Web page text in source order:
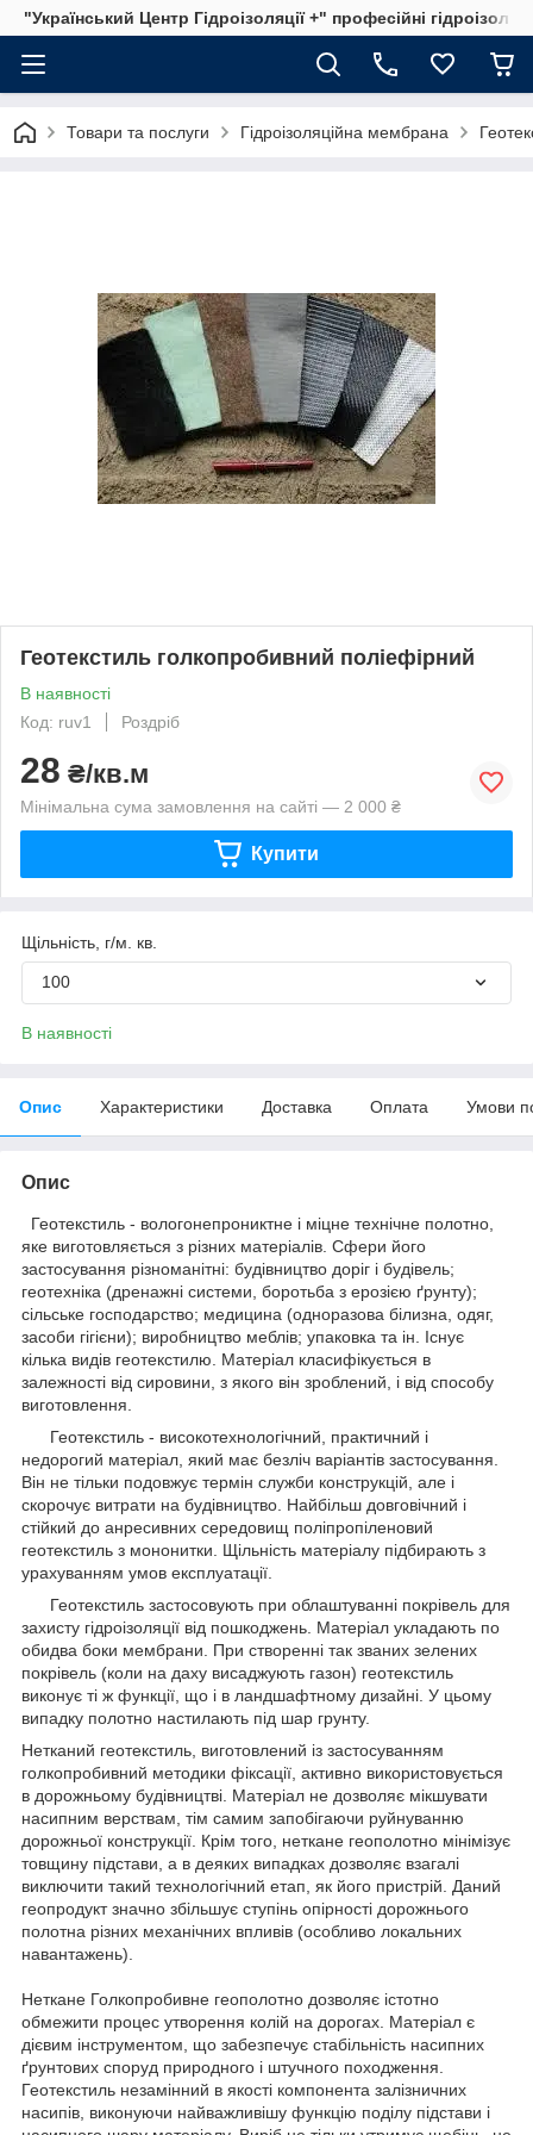
"Український Центр Гідроізоляції +" професійні
Товари та послуги Гідроізоляційна мембрана
Геотекстиль голкопробивний поліефірний
В наявності
Код: ruv1
Роздріб
28 ₴/кв.м
Мінімальна сума замовлення на сайті — 2 000 ₴
Купити
Щільність, г/м. кв.
100
В наявності
Опис Характеристики Доставка Оплата Умови
Опис
Геотекстиль - вологонепрониктне і міцне технічне полотно
яке виготовляється з різних матеріалів Сфери його
застосування різноманітні: будівництво доріг і будівель;
геотехніка (дренажні системи боротьба з ерозією ґрунту);
сільське господарство; медицина (одноразова білизна одяг,
засоби гігієни); виробництво меблів; упаковка та ін
Існує
кілька видів геотекстилю Матеріал класифікується в
залежності від сировини з якого він зроблений і від способу
виготовлення
Геотекстиль - високотехнологічний практичний і
недорогий матеріал який має безліч варіантів застосування
Він не тільки подовжує термін служби конструкцій але і
скорочує витрати на будівництво Найбільш довговічний і
стійкий до анресивних середовищ поліпропіленовий
геотекстиль з мононитки Щільність матеріалу підбирають з
урахуванням умов експлуатації
Геотекстиль застосовують при облаштуванні покрівель для
захисту гідроізоляції від пошкоджень Матеріал укладають по
обидва боки мембрани При створенні так званих зелених
покрівель (коли на даху висаджують газон) геотекстиль
виконує ті ж функції що і в ландшафтному дизайні У цьому
випадку полотно настилають під шар грунту.
Нетканий геотекстиль, виготовлений із застосуванням
голкопробивний методики фіксації, активно використовується
в дорожньому будівництві. Матеріал не дозволяє мікшувати
насипним верствам, тім самим запобігаючи руйнуванню
дорожньої конструкції. Крім того, неткане геополотно мінімізує
товщину підстави, а в деяких випадках дозволяє взагалі
виключити такий технологічний етап, як його пристрій. Даний
геопродукт значно збільшує ступінь опірності дорожнього
полотна різних механічних впливів (особливо локальних
навантажень).
Неткане Голкопробивне геополотно дозволяє істотно
обмежити процес утворення колій на дорогах. Матеріал є
дієвим інструментом, що забезпечує стабільність насипних
ґрунтових споруд природного і штучного походження.
Геотекстиль незамінний в якості компонента залізничних
насипів, виконуючи найважливішу функцію поділу підстави і